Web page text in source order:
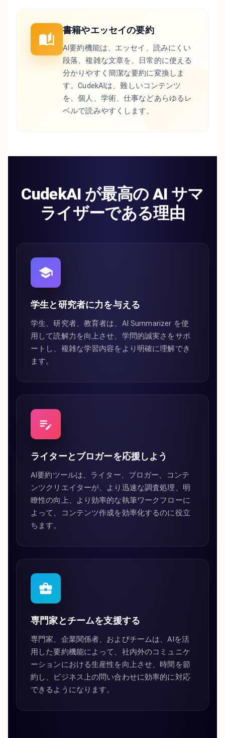
書籍やエッセイの要約
AI要約機能は、エッセイ、読みにくい
段落、複雑な文章を、日常的に使える
分かりやすく簡潔な要約に変換しま
す。CudekAIは、難しいコンテンツ
を、個人、学術、仕事などあらゆるレ
ベルで読みやすくします。
CudekAI が最高の AI サマ
ライザーである理由
学生と研究者に力を与える
学生、研究者、教育者は、AI Summarizer を使
用して読解力を向上させ、学問的誠実さをサポ
ートし、複雑な学習内容をより明確に理解でき
ます。
ライターとブロガーを応援しよう
AI要約ツールは、ライター、ブロガー、コンテ
ンツクリエイターが、より迅速な調査処理、明
瞭性の向上、より効率的な執筆ワークフローに
よって、コンテンツ作成を効率化するのに役立
ちます。
専門家とチームを支援する
専門家、企業関係者、およびチームは、AIを活
用した要約機能によって、社内外のコミュニケ
ーションにおける生産性を向上させ、時間を節
約し、ビジネス上の問い合わせに効率的に対応
できるようになります。